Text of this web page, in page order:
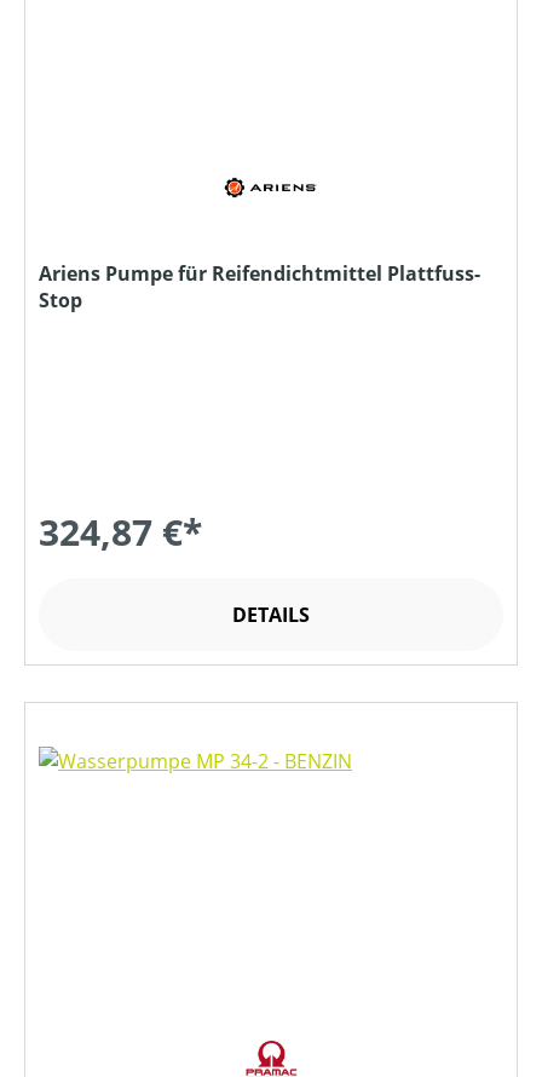
Ariens Pumpe für Reifendichtmittel Plattfuss-
Stop
324,87 €*
DETAILS